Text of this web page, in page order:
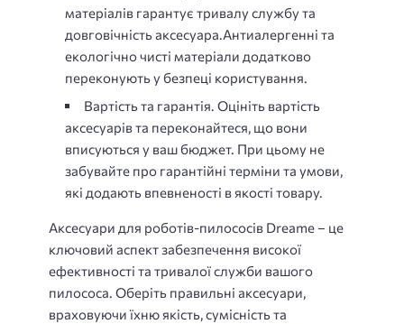
матеріалів гарантує тривалу службу та
довговічність аксесуара.Антиалергенні та
екологічно чисті матеріали додатково
переконують у безпеці користування.
Вартість та гарантія. Оцініть вартість
аксесуарів та переконайтеся, що вони
вписуються у ваш бюджет. При цьому не
забувайте про гарантійні терміни та умови,
які додають впевненості в якості товару.
Аксесуари для роботів-пилососів Dreame – це
ключовий аспект забезпечення високої
ефективності та тривалої служби вашого
пилососа. Оберіть правильні аксесуари,
враховуючи їхню якість, сумісність та